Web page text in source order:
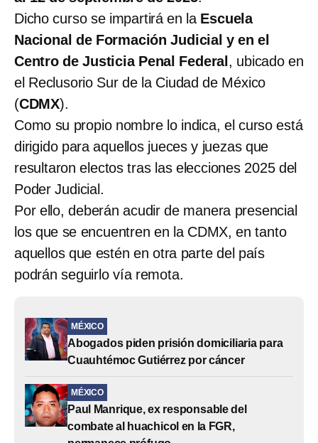
Dicho curso se impartirá en la Escuela
Nacional de Formación Judicial y en el
Centro de Justicia Penal Federal , ubicado en
el Reclusorio Sur de la Ciudad de México
(CDMX).
Como su propio nombre lo indica, el curso está
dirigido para aquellos jueces y juezas que
resultaron electos tras las elecciones 2025 del
Poder Judicial.
Por ello, deberán acudir de manera presencial
los que se encuentren en la CDMX, en tanto
aquellos que estén en otra parte del país
podrán seguirlo vía remota.
MÉXICO
Abogados piden prisión domiciliaria para
Cuauhtémoc Gutiérrez por cáncer
MÉXICO
Paul Manrique, ex responsable del
combate al huachicol en la FGR,